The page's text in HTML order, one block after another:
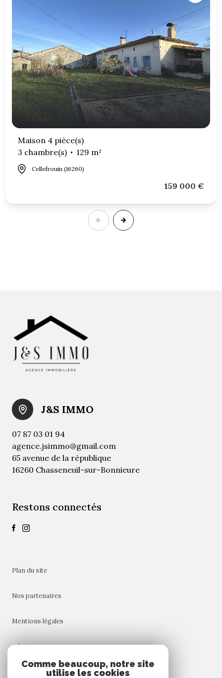
Maison 4 pièce(s)
3 chambre(s)
129 m²
Cellefrouin (16260)
159 000 €
J&S IMMO
07 87 03 01 94
agence.jsimmo@gmail.com
65 avenue de la république
16260 Chasseneuil-sur-Bonnieure
Restons connectés
plan du site
nos partenaires
mentions légales
admin
nos honoraires
Comme beaucoup, notre site
utilise les cookies